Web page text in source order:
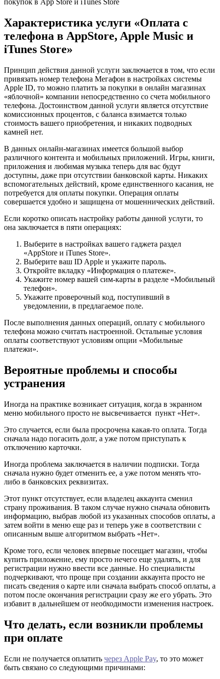
покупок в App Store и iTunes Store
Характеристика услуги «Оплата с
телефона в AppStore, Apple Music и
iTunes Store»
Принцип действия данной услуги заключается в том, что если
привязать номер телефона Мегафон в настройках системы
Apple ID, то можно платить за покупки в онлайн магазинах
«яблочной» компании непосредственно со счета мобильного
телефона. Достоинством данной услуги является отсутствие
комиссионных процентов, с баланса взимается только
стоимость вашего приобретения, и никаких подводных
камней нет.
В данных онлайн-магазинах имеется большой выбор
различного контента и мобильных приложений. Игры, книги,
приложения и любимая музыка теперь для вас будут
доступны, даже при отсутствии банковской карты. Никаких
вспомогательных действий, кроме единственного касания, не
потребуется для оплаты покупки. Операция оплаты
совершается удобно и защищена от мошеннических действий.
Если коротко описать настройку работы данной услуги, то
она заключается в пяти операциях:
Выберите в настройках вашего гаджета раздел
«AppStore и iTunes Store».
Выберите ваш ID Apple и укажите пароль.
Откройте вкладку «Информация о платеже».
Укажите номер вашей сим-карты в разделе «Мобильный
телефон».
Укажите проверочный код, поступивший в
уведомлении, в предлагаемое поле.
После выполнения данных операций, оплату с мобильного
телефона можно считать настроенной. Остальные условия
оплаты соответствуют условиям опции «Мобильные
платежи».
Вероятные проблемы и способы
устранения
Иногда на практике возникает ситуация, когда в экранном
меню мобильного просто не высвечивается пункт «Нет».
Это случается, если была просрочена какая-то оплата. Тогда
сначала надо погасить долг, а уже потом приступать к
отключению карточки.
Иногда проблема заключается в наличии подписки. Тогда
сначала нужно будет отменить ее, а уже потом менять что-
либо в банковских реквизитах.
Этот пункт отсутствует, если владелец аккаунта сменил
страну проживания. В таком случае нужно сначала обновить
информацию, выбрав любой из указанных способов оплаты, а
затем войти в меню еще раз и теперь уже в соответствии с
описанным выше алгоритмом выбрать «Нет».
Кроме того, если человек впервые посещает магазин, чтобы
купить приложение, ему просто нечего еще удалять, и для
регистрации нужно ввести все данные. Но специалисты
подчеркивают, что проще при создании аккаунта просто не
писать сведения о карте или сначала выбрать способ оплаты, а
потом после окончания регистрации сразу же его убрать. Это
избавит в дальнейшем от необходимости изменения настроек.
Что делать, если возникли проблемы
при оплате
Если не получается оплатить через Apple Pay, то это может
быть связано со следующими причинами: